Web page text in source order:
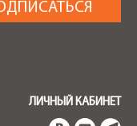
ЛИЧНЫЙ КАБИНЕТ